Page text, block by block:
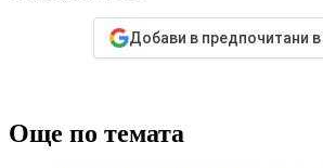
Добави в предпочитани
Още по темата